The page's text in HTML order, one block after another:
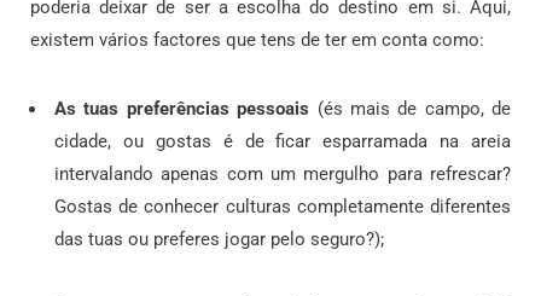
poderia deixar de ser a escolha do destino em si. Aqui,
existem vários factores que tens de ter em conta como:
As tuas preferências pessoais (és mais de campo, de
cidade, ou gostas é de ficar esparramada na areia
intervalando apenas com um mergulho para refrescar?
Gostas de conhecer culturas completamente diferentes
das tuas ou preferes jogar pelo seguro?);